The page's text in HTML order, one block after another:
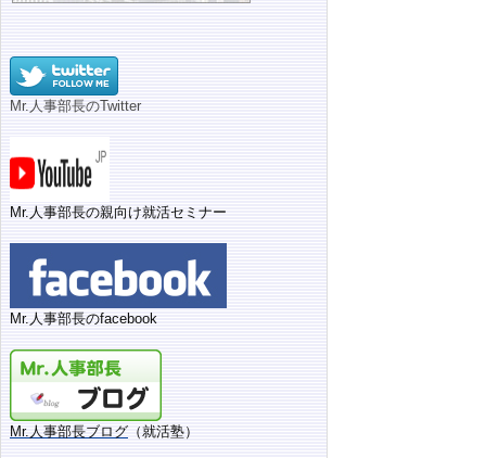
Mr.人事部長のTwitter
Mr.人事部長の親向け就活セミナー
Mr.人事部長のfacebook
Mr.人事部長ブログ（就活塾）